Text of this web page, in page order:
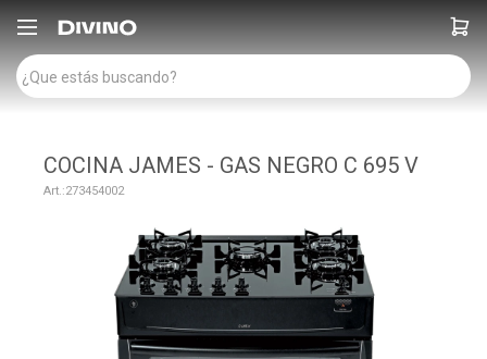

COCINA JAMES - GAS NEGRO C 695 V
273454002